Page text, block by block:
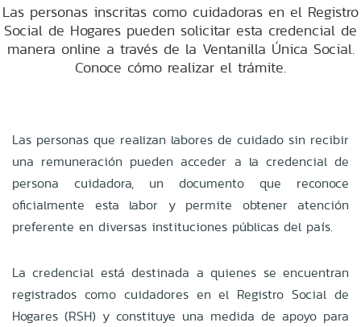
Las personas inscritas como cuidadoras en el Registro
Social de Hogares pueden solicitar esta credencial de
manera online a través de la Ventanilla Única Social.
Conoce cómo realizar el trámite.
Las personas que realizan labores de cuidado sin recibir
una remuneración pueden acceder a la credencial de
persona cuidadora, un documento que reconoce
oficialmente esta labor y permite obtener atención
preferente en diversas instituciones públicas del país.
La credencial está destinada a quienes se encuentran
registrados como cuidadores en el Registro Social de
Hogares (RSH) y constituye una medida de apoyo para